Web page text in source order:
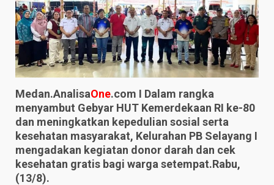
Medan.AnalisaOne.com I Dalam rangka
menyambut Gebyar HUT Kemerdekaan RI ke-80
dan meningkatkan kepedulian sosial serta
kesehatan masyarakat, Kelurahan PB Selayang I
mengadakan kegiatan donor darah dan cek
kesehatan gratis bagi warga setempat.Rabu,
(13/8).